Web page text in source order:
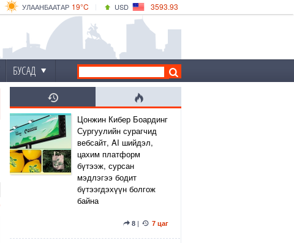
19°C
УЛААНБААТАР
21°C
ДАРХАН
18°C
ЭРДЭНЭТ
USD 3593.93
4149.01
БУСАД
Цонжин Кибер Боардинг
Сургуулийн сурагчид
вебсайт, AI шийдэл,
цахим платформ
бүтээж, сурсан
мэдлэгээ бодит
бүтээгдэхүүн болгож
байна
8| 7 цаг